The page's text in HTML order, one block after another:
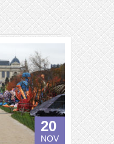
20
NOV